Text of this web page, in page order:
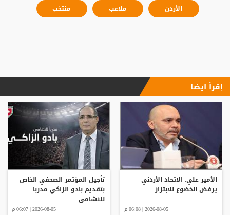
الأردن ملاعب منتخب
إقرأ ايضا
الأمير علي: الاتحاد الأردني
يرفض الخضوع للابتزاز
2026-08-05 | 06:08 م
تأجيل المؤتمر الصحفي الخاص
بتقديم بادو الزاكي مدربا
للنشامى
2026-08-05 | 06:07 م